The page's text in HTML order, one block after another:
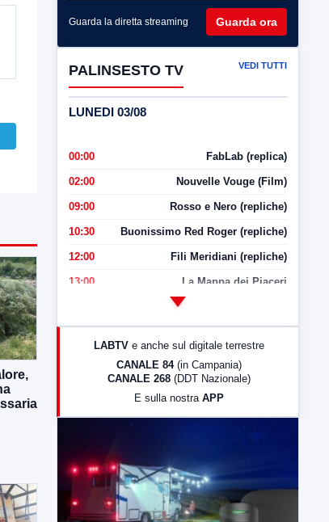
Guarda la diretta streaming Guarda ora
PALINSESTO TV VEDI TUTTI
LUNEDI 03/08
00:00 FabLab (replica)
02:00 Nouvelle Vouge (Film)
09:00 Rosso e Nero (repliche)
10:30 Buonissimo Red Roger (repliche)
12:00 Fili Meridiani (repliche)
13:00 La Mappa dei Piaceri
LabNews (Diretta)
LABTV e anche sul digitale terrestre
CANALE 84 (in Campania)
CANALE 268 (DDT Nazionale)
E sulla nostra APP